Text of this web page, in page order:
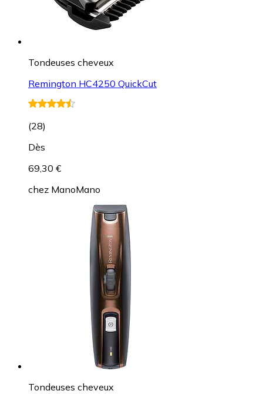
Tondeuses cheveux
Remington HC4250 QuickCut
(28)
Dès
69,30 €
chez ManoMano
Tondeuses cheveux